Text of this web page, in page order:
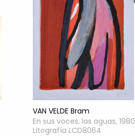
VAN VELDE Bram
En sus voces, las aguas, 1980
Litografía LCD8064